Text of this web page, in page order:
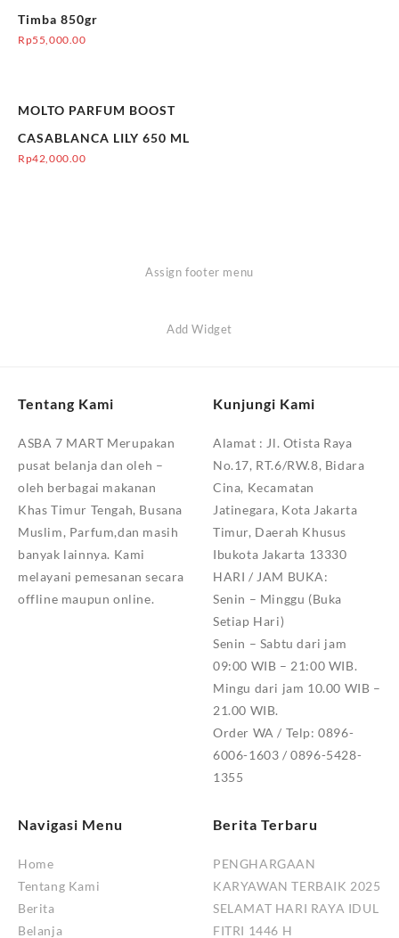
Timba 850gr
Rp55,000.00
MOLTO PARFUM BOOST
CASABLANCA LILY 650 ML
Rp42,000.00
Assign footer menu
Add Widget
Tentang Kami
ASBA 7 MART Merupakan
pusat belanja dan oleh –
oleh berbagai makanan
Khas Timur Tengah, Busana
Muslim, Parfum,dan masih
banyak lainnya. Kami
melayani pemesanan secara
offline maupun online.
Kunjungi Kami
Alamat : Jl. Otista Raya
No.17, RT.6/RW.8, Bidara
Cina, Kecamatan
Jatinegara, Kota Jakarta
Timur, Daerah Khusus
Ibukota Jakarta 13330
HARI / JAM BUKA:
Senin – Minggu (Buka
Setiap Hari)
Senin – Sabtu dari jam
09:00 WIB – 21:00 WIB.
Mingu dari jam 10.00 WIB –
21.00 WIB.
Order WA / Telp: 0896-
6006-1603 / 0896-5428-
1355
Navigasi Menu
Home
Tentang Kami
Berita
Belanja
Berita Terbaru
PENGHARGAAN
KARYAWAN TERBAIK 2025
SELAMAT HARI RAYA IDUL
FITRI 1446 H